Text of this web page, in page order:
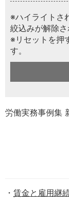
※ハイライトさ
絞込みが解除さ
※リセットを押
す。
労働実務事例集
賃金と雇用継